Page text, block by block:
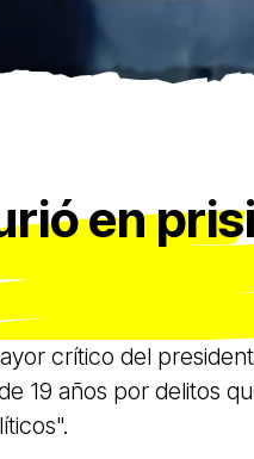
en
crítico del
19 años por delitos